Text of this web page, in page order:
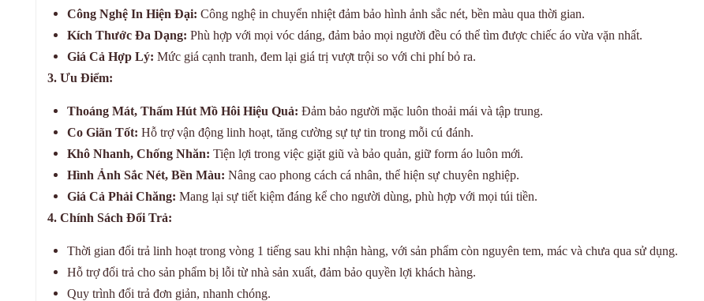
Công Nghệ In Hiện Đại: Công nghệ in chuyển nhiệt đảm bảo hình ảnh sắc nét, bền màu qua thời gian.
Kích Thước Đa Dạng: Phù hợp với mọi vóc dáng, đảm bảo mọi người đều có thể tìm được chiếc áo vừa vặn nhất.
Giá Cả Hợp Lý: Mức giá cạnh tranh, đem lại giá trị vượt trội so với chi phí bỏ ra.
3. Ưu Điểm:
Thoáng Mát, Thấm Hút Mồ Hôi Hiệu Quả: Đảm bảo người mặc luôn thoải mái và tập trung.
Co Giãn Tốt: Hỗ trợ vận động linh hoạt, tăng cường sự tự tin trong mỗi cú đánh.
Khô Nhanh, Chống Nhăn: Tiện lợi trong việc giặt giũ và bảo quản, giữ form áo luôn mới.
Hình Ảnh Sắc Nét, Bền Màu: Nâng cao phong cách cá nhân, thể hiện sự chuyên nghiệp.
Giá Cả Phải Chăng: Mang lại sự tiết kiệm đáng kể cho người dùng, phù hợp với mọi túi tiền.
4. Chính Sách Đổi Trả:
Thời gian đổi trả linh hoạt trong vòng 1 tiếng sau khi nhận hàng, với sản phẩm còn nguyên tem, mác và chưa qua sử dụng.
Hỗ trợ đổi trả cho sản phẩm bị lỗi từ nhà sản xuất, đảm bảo quyền lợi khách hàng.
Quy trình đổi trả đơn giản, nhanh chóng.